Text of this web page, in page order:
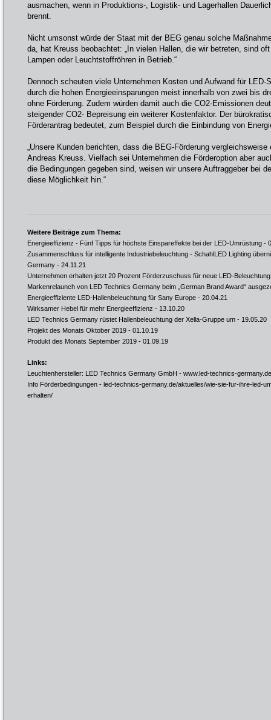
ausmachen, wenn in Produktions-, Logistik- und Lagerhallen
brennt.
Nicht umsonst würde der Staat mit der BEG genau solche
da, hat Kreuss beobachtet: „In vielen Hallen, die wir betreten, sind
Lampen oder Leuchtstoffröhren in Betrieb.“
Dennoch scheuten viele Unternehmen Kosten und Aufwand für LED-
durch die hohen Energieeinsparungen meist innerhalb von zwei bis
ohne Förderung. Zudem würden damit auch die CO2-Emissionen
steigender CO2- Bepreisung ein weiterer Kostenfaktor. Der
Förderantrag bedeutet, zum Beispiel durch die Einbindung von
„Unsere Kunden berichten, dass die BEG-Förderung
Andreas Kreuss. Vielfach sei Unternehmen die Förderoption aber
die Bedingungen gegeben sind, weisen wir unsere Auftraggeber bei
diese Möglichkeit hin.“
Weitere Beiträge zum Thema:
Energieeffizienz - Fünf Tipps für höchste Einspareffekte bei der LED-Umrüstung -
Zusammenschluss für intelligente Industriebeleuchtung - SchahlLED Lighting
Germany - 24.11.21
Unternehmen erhalten jetzt 20 Prozent Förderzuschuss für neue LED-Beleuchtung
Markenrelaunch von LED Technics Germany beim „German Brand Award“
Energieeffiziente LED-Hallenbeleuchtung für Sany Europe - 20.04.21
Wirksamer Hebel für mehr Energieeffizienz - 13.10.20
LED Technics Germany rüstet Hallenbeleuchtung der Xella-Gruppe um - 19.05.20
Projekt des Monats Oktober 2019 - 01.10.19
Produkt des Monats September 2019 - 01.09.19
Links:
Leuchtenhersteller: LED Technics Germany GmbH - www.led-technics-germany.de
Info Förderbedingungen - led-technics-germany.de/aktuelles/wie-sie-fur-ihre-led-
erhalten/